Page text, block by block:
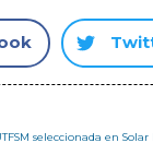
seleccionada en